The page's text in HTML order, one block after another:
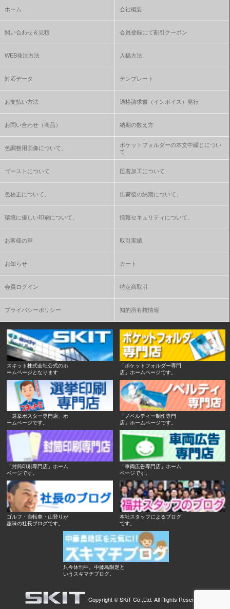
ホーム 会社概要
問い合わせ＆見積 会員登録にて割引クーポン
WEB発注方法 入稿方法
対応データ テンプレート
お支払い方法 適格請求書（インボイス）発行
お問い合わせ（商品） 納期の数え方
色調整用画像について、
ポケットフォルダーの本文中綴じについ
て
ゴーストについて 圧着加工について
色校正について、 出荷後の納期について、
環境に優しい印刷について、 情報セキュリティについて、
お客様の声 取引実績
お知らせ カート
会員ログイン 特定商取引
プライバシーポリシー 知的所有権情報
スキット株式会社公式のホ
ームページとなります
「ポケットフォルダー専門
店」ホームページです。
「選挙ポスター専門店」ホ
ームページです。
「ノベルティー制作専門
店」ホームページです。
「封筒印刷専門店」ホーム
ページです。
「車両広告専門店」ホーム
ページです。
ゴルフ・自転車・山登りが
趣味の社長ブログです。
本社スタッフによるブログ
です。
只今休刊中。中藤島限定と
いうスキマチブログ。
Copyright ©SKiT Co.,Ltd. All Rights Reserved.